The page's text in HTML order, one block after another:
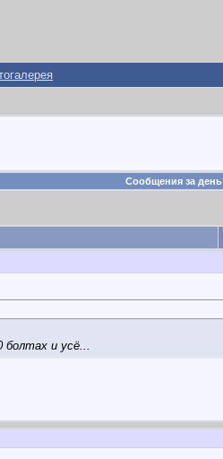
Сообщения за день
и усё...